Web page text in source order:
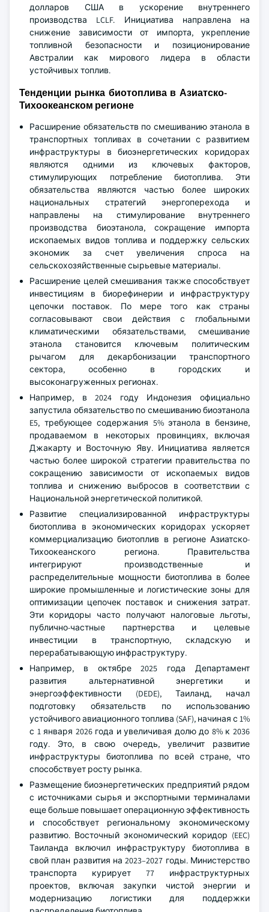
долларов США в ускорение внутреннего
производства LCLF. Инициатива направлена на
снижение зависимости от импорта, укрепление
топливной безопасности и позиционирование
Австралии как мирового лидера в области
устойчивых топлив.
Тенденции рынка биотоплива в Азиатско-
Тихоокеанском регионе
Расширение обязательств по смешиванию этанола в
транспортных топливах в сочетании с развитием
инфраструктуры в биоэнергетических коридорах
являются одними из ключевых факторов,
стимулирующих потребление биотоплива. Эти
обязательства являются частью более широких
национальных стратегий энергоперехода и
направлены на стимулирование внутреннего
производства биоэтанола, сокращение импорта
ископаемых видов топлива и поддержку сельских
экономик за счет увеличения спроса на
сельскохозяйственные сырьевые материалы.
Расширение целей смешивания также способствует
инвестициям в биорефинерии и инфраструктуру
цепочки поставок. По мере того как страны
согласовывают свои действия с глобальными
климатическими обязательствами, смешивание
этанола становится ключевым политическим
рычагом для декарбонизации транспортного
сектора, особенно в городских и
высоконагруженных регионах.
Например, в 2024 году Индонезия официально
запустила обязательство по смешиванию биоэтанола
E5, требующее содержания 5% этанола в бензине,
продаваемом в некоторых провинциях, включая
Джакарту и Восточную Яву. Инициатива является
частью более широкой стратегии правительства по
сокращению зависимости от ископаемых видов
топлива и снижению выбросов в соответствии с
Национальной энергетической политикой.
Развитие специализированной инфраструктуры
биотоплива в экономических коридорах ускоряет
коммерциализацию биотоплив в регионе Азиатско-
Тихоокеанского региона. Правительства
интегрируют производственные и
распределительные мощности биотоплива в более
широкие промышленные и логистические зоны для
оптимизации цепочек поставок и снижения затрат.
Эти коридоры часто получают налоговые льготы,
публично-частные партнерства и целевые
инвестиции в транспортную, складскую и
перерабатывающую инфраструктуру.
Например, в октябре 2025 года Департамент
развития альтернативной энергетики и
энергоэффективности (DEDE), Таиланд, начал
подготовку обязательств по использованию
устойчивого авиационного топлива (SAF), начиная с 1%
с 1 января 2026 года и увеличивая долю до 8% к 2036
году. Это, в свою очередь, увеличит развитие
инфраструктуры биотоплива по всей стране, что
способствует росту рынка.
Размещение биоэнергетических предприятий рядом
с источниками сырья и экспортными терминалами
еще больше повышает операционную эффективность
и способствует региональному экономическому
развитию. Восточный экономический коридор (EEC)
Таиланда включил инфраструктуру биотоплива в
свой план развития на 2023–2027 годы. Министерство
транспорта курирует 77 инфраструктурных
проектов, включая закупки чистой энергии и
модернизацию логистики для поддержки